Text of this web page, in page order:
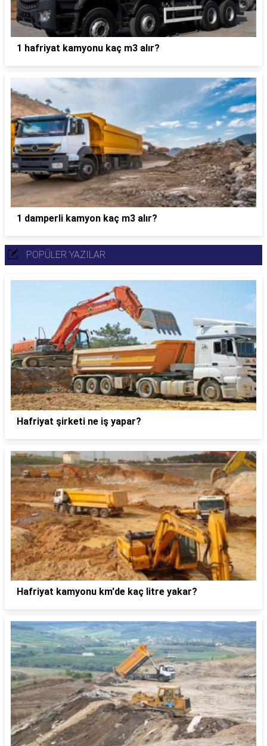
1 hafriyat kamyonu kaç m3 alır?
1 damperli kamyon kaç m3 alır?
POPÜLER YAZILAR
Hafriyat şirketi ne iş yapar?
Hafriyat kamyonu km'de kaç litre yakar?